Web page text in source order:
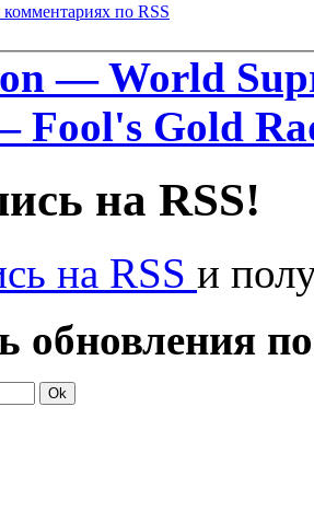
по RSS
— World
Gold
на RSS!
на RSS и
обновления